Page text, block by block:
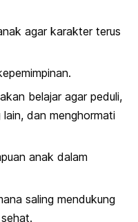
agar karakter terus
belajar agar peduli,
dan menghormati
anak dalam
saling mendukung